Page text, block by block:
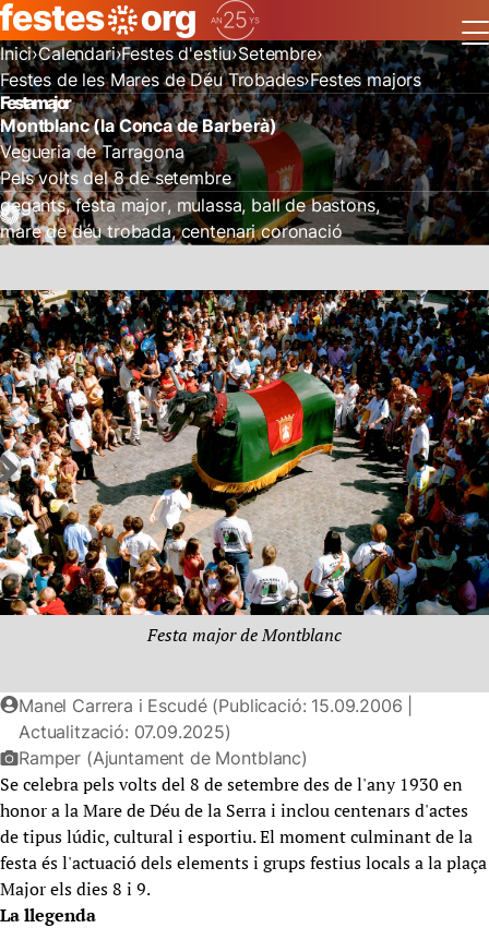
Inici Calendari Festes d'estiu Setembre
Festes de les Mares de Déu Trobades Festes majors
Festa major
Montblanc (la Conca de Barberà)
Vegueria de Tarragona
Pels volts del 8 de setembre
gegants festa major mulassa ball de bastons
mare de déu trobada centenari coronació
Festa major de Montblanc
Manel Carrera i Escudé (Publicació: 15.09.2006 |
Actualització: 07.09.2025)
Ramper (Ajuntament de Montblanc)
Se celebra pels volts del 8 de setembre des de l'any 1930 en
honor a la Mare de Déu de la Serra i inclou centenars d'actes
de tipus lúdic, cultural i esportiu. El moment culminant de la
festa és l'actuació dels elements i grups festius locals a la plaça
Major els dies 8 i 9.
La llegenda